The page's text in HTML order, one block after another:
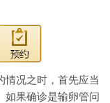
情况之时，首先应当
如果确诊是输卵管问